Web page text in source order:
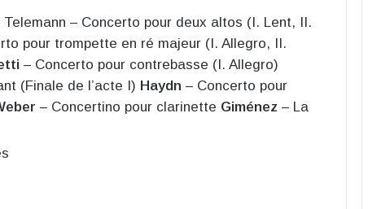
– Concerto pour deux altos (I. Lent, II.
pour trompette en ré majeur (I. Allegro, II.
– Concerto pour contrebasse (I. Allegro)
(Finale de l’acte I) Haydn – Concerto pour
– Concertino pour clarinette Giménez – La